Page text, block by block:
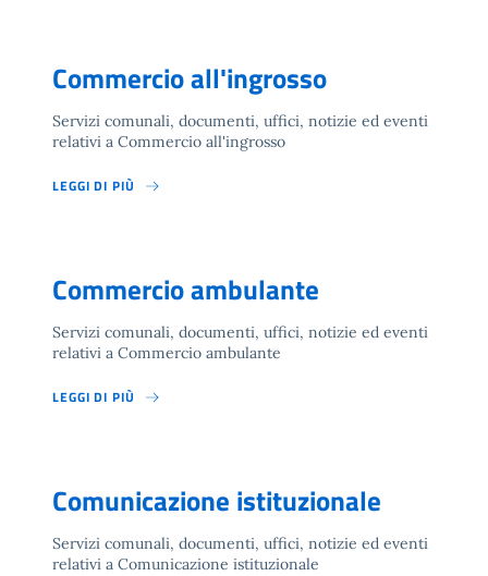
Commercio all'ingrosso
Servizi comunali, documenti, uffici, notizie ed eventi
relativi a Commercio all'ingrosso
LEGGI DI PIÙ
Commercio ambulante
Servizi comunali, documenti, uffici, notizie ed eventi
relativi a Commercio ambulante
LEGGI DI PIÙ
Comunicazione istituzionale
Servizi comunali, documenti, uffici, notizie ed eventi
relativi a Comunicazione istituzionale